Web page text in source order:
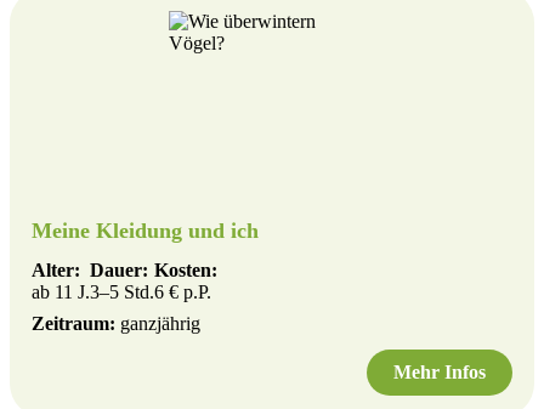
Meine Kleidung und ich
Alter:
ab 11 J.
Dauer:
3–5 Std.
Kosten:
6 € p.P.
Zeitraum: ganzjährig
Mehr Infos